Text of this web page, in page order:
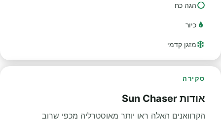
הגה כח
כיור
מזגן קדמי
סקירה
אודות Sun Chaser
הקרוואנים האלה ראו יותר מאוסטרליה מכפי שרוב